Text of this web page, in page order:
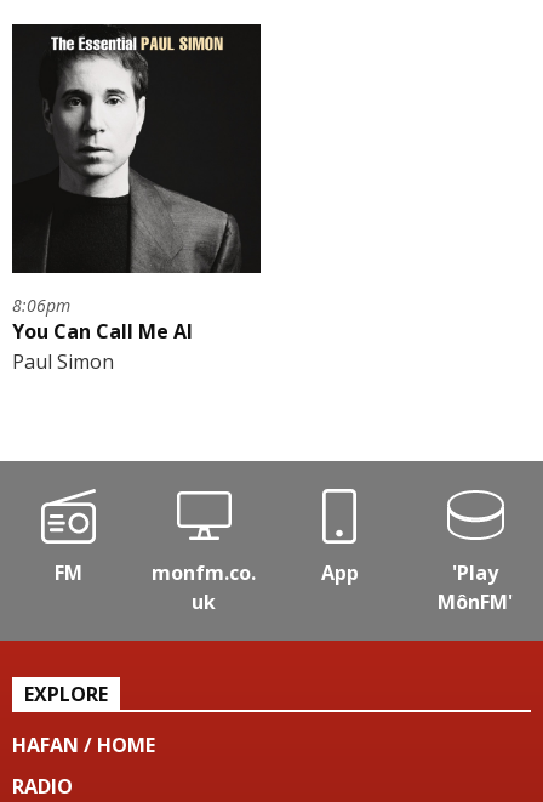
8:06pm
You Can Call Me Al
Paul Simon
FM
monfm.co.
uk
App
'Play
MônFM'
EXPLORE
HAFAN / HOME
RADIO